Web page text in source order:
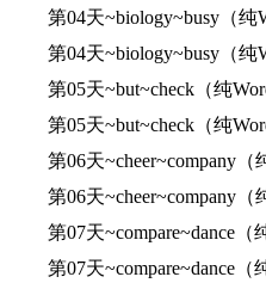
第04天~biology~busy（纯
第04天~biology~busy（纯
第05天~but~check（纯
第05天~but~check（纯
第06天~cheer~company（
第06天~cheer~company（
第07天~compare~dance（
第07天~compare~dance（